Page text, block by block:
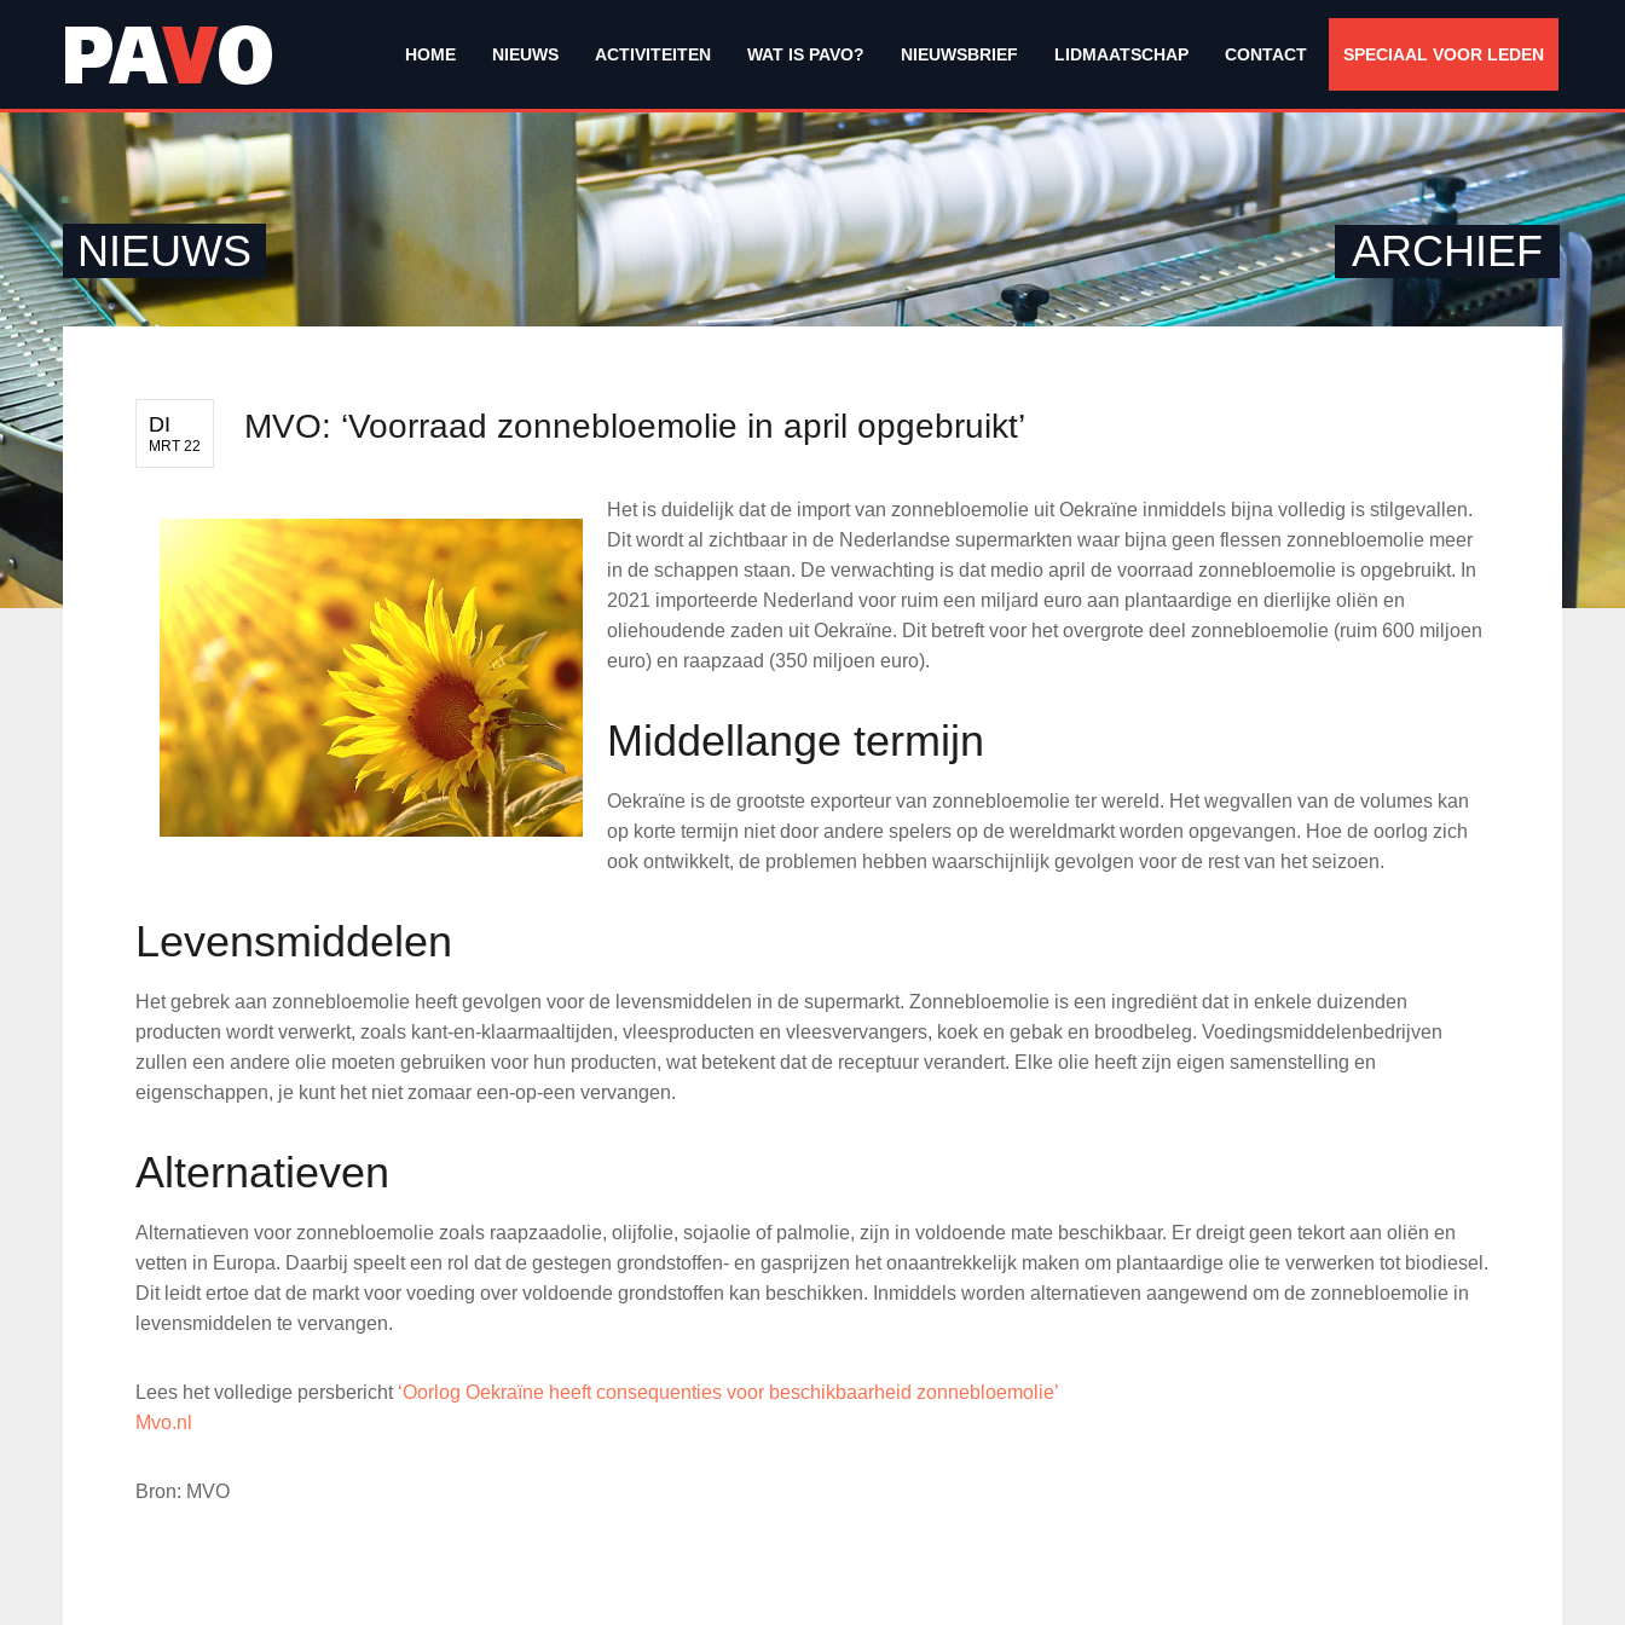
HOME NIEUWS ACTIVITEITEN WAT IS PAVO? NIEUWSBRIEF LIDMAATSCHAP CONTACT SPECIAAL VOOR LEDEN
NIEUWS ARCHIEF
DI
MRT 22
MVO: ‘Voorraad zonnebloemolie in april opgebruikt’
Het is duidelijk dat de import van zonnebloemolie uit Oekraïne inmiddels bijna volledig is stilgevallen.
Dit wordt al zichtbaar in de Nederlandse supermarkten waar bijna geen flessen zonnebloemolie meer
in de schappen staan. De verwachting is dat medio april de voorraad zonnebloemolie is opgebruikt. In
2021 importeerde Nederland voor ruim een miljard euro aan plantaardige en dierlijke oliën en
oliehoudende zaden uit Oekraïne. Dit betreft voor het overgrote deel zonnebloemolie (ruim 600 miljoen
euro) en raapzaad (350 miljoen euro).
Middellange termijn
Oekraïne is de grootste exporteur van zonnebloemolie ter wereld. Het wegvallen van de volumes kan
op korte termijn niet door andere spelers op de wereldmarkt worden opgevangen. Hoe de oorlog zich
ook ontwikkelt, de problemen hebben waarschijnlijk gevolgen voor de rest van het seizoen.
Levensmiddelen
Het gebrek aan zonnebloemolie heeft gevolgen voor de levensmiddelen in de supermarkt. Zonnebloemolie is een ingrediënt dat in enkele duizenden
producten wordt verwerkt, zoals kant-en-klaarmaaltijden, vleesproducten en vleesvervangers, koek en gebak en broodbeleg. Voedingsmiddelenbedrijven
zullen een andere olie moeten gebruiken voor hun producten, wat betekent dat de receptuur verandert. Elke olie heeft zijn eigen samenstelling en
eigenschappen, je kunt het niet zomaar een-op-een vervangen.
Alternatieven
Alternatieven voor zonnebloemolie zoals raapzaadolie, olijfolie, sojaolie of palmolie, zijn in voldoende mate beschikbaar. Er dreigt geen tekort aan oliën en
vetten in Europa. Daarbij speelt een rol dat de gestegen grondstoffen- en gasprijzen het onaantrekkelijk maken om plantaardige olie te verwerken tot biodiesel.
Dit leidt ertoe dat de markt voor voeding over voldoende grondstoffen kan beschikken. Inmiddels worden alternatieven aangewend om de zonnebloemolie in
levensmiddelen te vervangen.
Lees het volledige persbericht ‘Oorlog Oekraïne heeft consequenties voor beschikbaarheid zonnebloemolie’
Mvo.nl
Bron: MVO